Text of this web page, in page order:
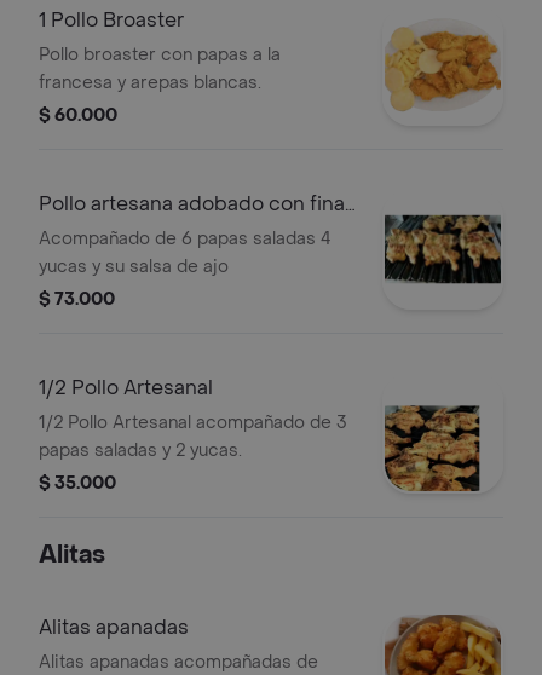
1 Pollo Broaster
Pollo broaster con papas a la
francesa y arepas blancas.
$ 60.000
Pollo artesana adobado con finas
hierbas
Acompañado de 6 papas saladas 4
yucas y su salsa de ajo
$ 73.000
1/2 Pollo Artesanal
1/2 Pollo Artesanal acompañado de 3
papas saladas y 2 yucas.
$ 35.000
Alitas
Alitas apanadas
Alitas apanadas acompañadas de